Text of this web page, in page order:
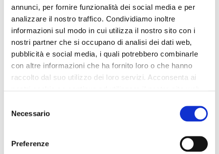
annunci, per fornire funzionalità dei social media e per
analizzare il nostro traffico. Condividiamo inoltre
informazioni sul modo in cui utilizza il nostro sito con i
nostri partner che si occupano di analisi dei dati web,
pubblicità e social media, i quali potrebbero combinarle
con altre informazioni che ha fornito loro o che hanno
raccolto dal suo utilizzo dei loro servizi. Acconsenta ai
delNecessario
Preferenze